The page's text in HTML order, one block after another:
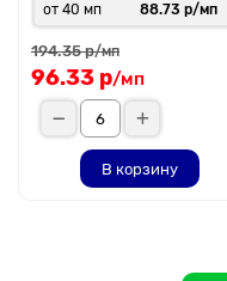
от 40 мп
88.73 р/мп
194.35 р/мп
96.33 р/мп
В корзину